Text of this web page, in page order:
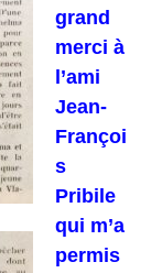
grand
merci à
l’ami
Jean-
Françoi
s
Pribile
qui m’a
permis